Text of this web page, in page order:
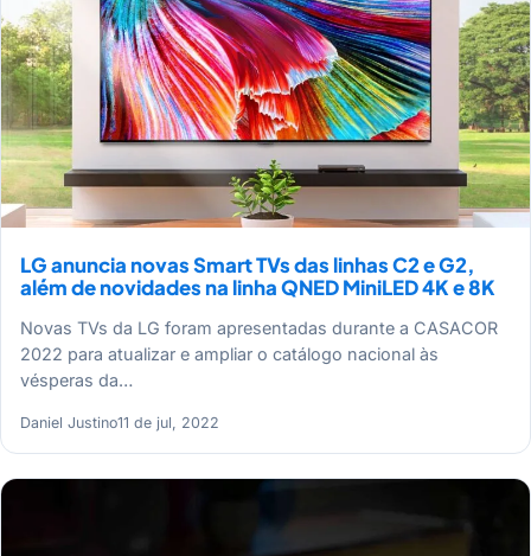
LG anuncia novas Smart TVs das linhas C2 e G2,
além de novidades na linha QNED MiniLED 4K e 8K
Novas TVs da LG foram apresentadas durante a CASACOR
2022 para atualizar e ampliar o catálogo nacional às
vésperas da…
Daniel Justino11 de jul, 2022